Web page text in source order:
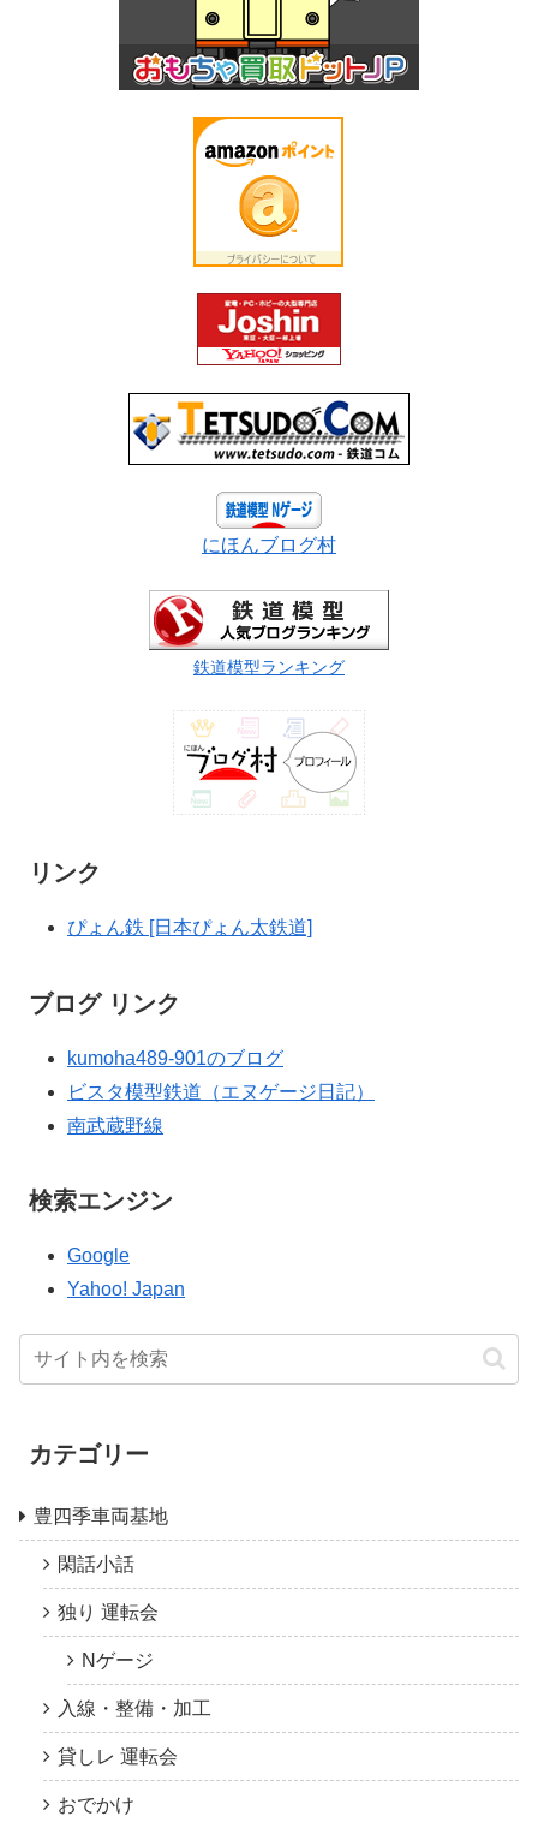
にほんブログ村
鉄道模型ランキング
リンク
ぴょん鉄 [日本ぴょん太鉄道]
ブログ リンク
kumoha489-901のブログ
ビスタ模型鉄道（エヌゲージ日記）
南武蔵野線
検索エンジン
Google
Yahoo! Japan
カテゴリー
豊四季車両基地
閑話小話
独り 運転会
Nゲージ
入線・整備・加工
貸しレ 運転会
おでかけ